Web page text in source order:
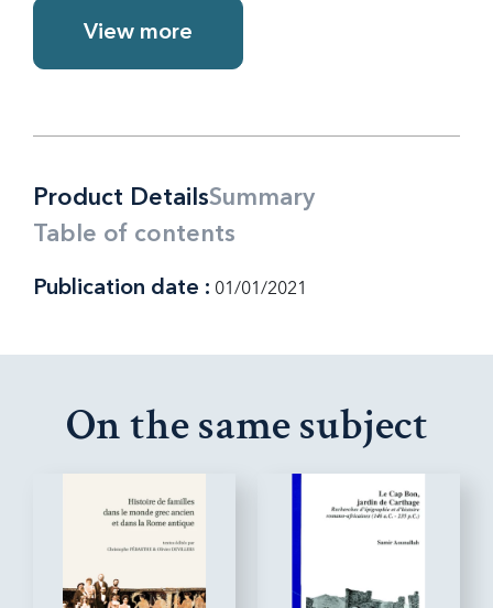
View more
Product DetailsSummary
Table of contents
Publication date : 01/01/2021
On the same subject